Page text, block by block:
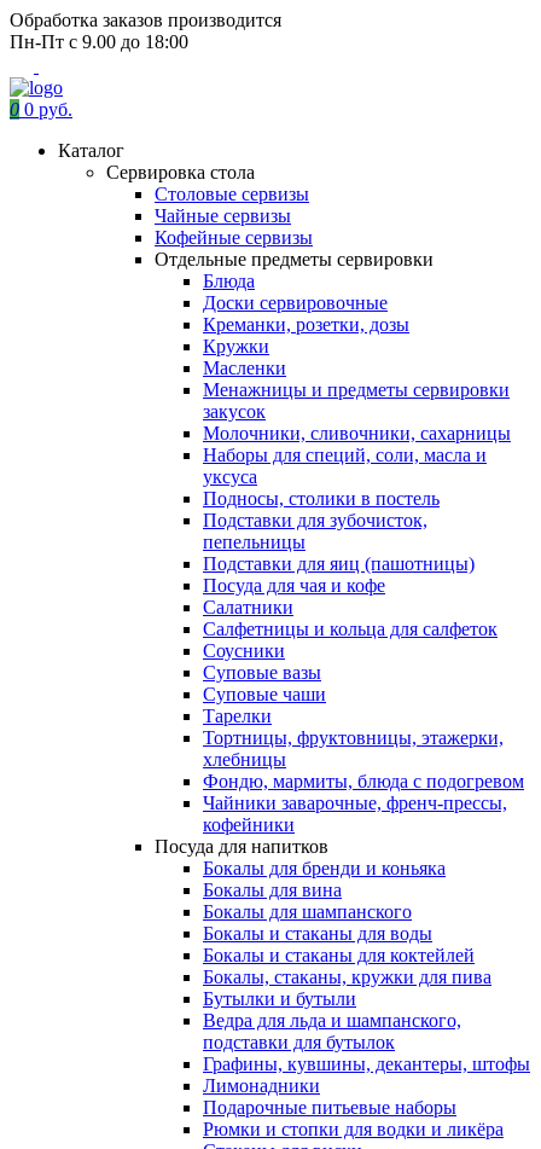
Обработка заказов производится
Пн-Пт с 9.00 до 18:00
0 0 руб.
Каталог
Сервировка стола
Столовые сервизы
Чайные сервизы
Кофейные сервизы
Отдельные предметы сервировки
Блюда
Доски сервировочные
Креманки, розетки, дозы
Кружки
Масленки
Менажницы и предметы сервировки
закусок
Молочники, сливочники, сахарницы
Наборы для специй, соли, масла и
уксуса
Подносы, столики в постель
Подставки для зубочисток,
пепельницы
Подставки для яиц (пашотницы)
Посуда для чая и кофе
Салатники
Салфетницы и кольца для салфеток
Соусники
Суповые вазы
Суповые чаши
Тарелки
Тортницы, фруктовницы, этажерки,
хлебницы
Фондю, мармиты, блюда с подогревом
Чайники заварочные, френч-прессы,
кофейники
Посуда для напитков
Бокалы для бренди и коньяка
Бокалы для вина
Бокалы для шампанского
Бокалы и стаканы для воды
Бокалы и стаканы для коктейлей
Бокалы, стаканы, кружки для пива
Бутылки и бутыли
Ведра для льда и шампанского,
подставки для бутылок
Графины, кувшины, декантеры, штофы
Лимонадники
Подарочные питьевые наборы
Рюмки и стопки для водки и ликёра